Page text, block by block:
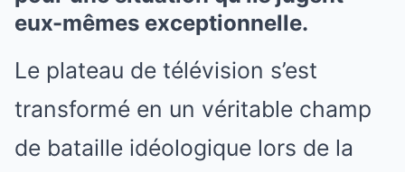
eux-mêmes exceptionnelle.
Le plateau de télévision s’est
transformé en un véritable champ
de bataille idéologique lors de la